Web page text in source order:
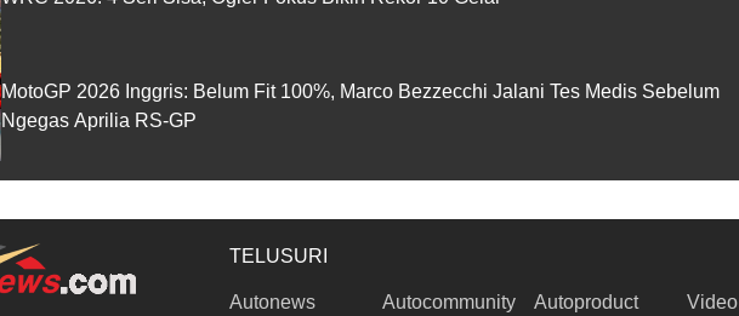
MotoGP 2026 Inggris: Belum Fit 100%, Marco Bezzecchi Jalani Tes Medis Sebelum
Ngegas Aprilia RS-GP
TELUSURI
Autonews Autocommunity Autoproduct Video